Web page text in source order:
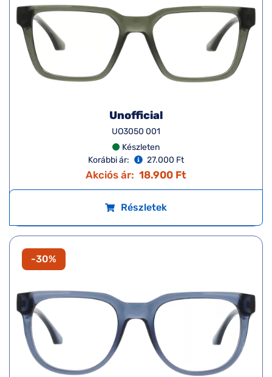
Unofficial
UO3050 001
Készleten
Korábbi ár:
27.000 Ft
Akciós ár: 18.900 Ft
Részletek
-30%